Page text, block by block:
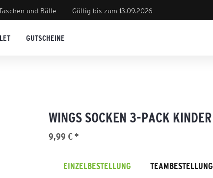
und Bälle Gültig bis zum 13.09.2026
GUTSCHEINE
WINGS SOCKEN 3-PACK KINDER
9,99 € *
EINZELBESTELLUNG TEAMBESTELLUNG